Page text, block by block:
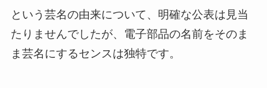
という芸名の由来について、明確な公表は見当
たりませんでしたが、電子部品の名前をそのま
ま芸名にするセンスは独特です。